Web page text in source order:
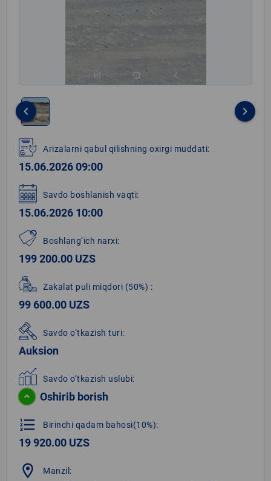
1
of
1
keyboard_arrow_left keyboard_arrow_right
Arizalarni qabul qilishning oxirgi muddati:
15.06.2026 09:00
Savdo boshlanish vaqti:
15.06.2026 10:00
Boshlang‘ich narxi:
199 200.00 UZS
Zakalat puli miqdori (50%) :
99 600.00 UZS
Savdo o‘tkazish turi:
Auksion
Savdo o‘tkazish uslubi:
Oshirib borish
format_list_numbered Birinchi qadam bahosi(10%):
19 920.00 UZS
location_on Manzil: